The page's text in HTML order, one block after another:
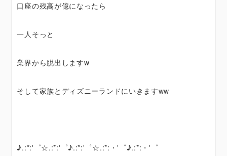
口座の残高が億になったら
一人そっと
業界から脱出しますw
そして家族とディズニーランドにいきますww
♪.:*:'゜☆.:*:'゜♪.:*:'゜☆.:*:・'゜♪.:*:・'゜